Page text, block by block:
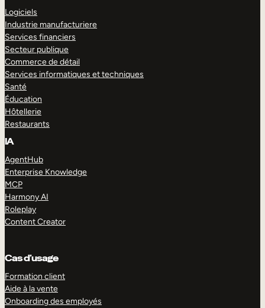
Logiciels
Industrie manufacturiere
Services financiers
Secteur publique
Commerce de détail
Services informatiques et techniques
Santé
Éducation
Hôtellerie
Restaurants
IA
AgentHub
Enterprise Knowledge
MCP
Harmony AI
Roleplay
Content Creator
Cas d’usage
Formation client
Aide à la vente
Onboarding des employés